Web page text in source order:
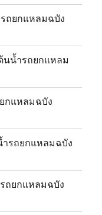
ถยกแหลมฉบัง
นน้ำรถยกแหลม
กแหลมฉบัง
รถยกแหลมฉบัง
ถยกแหลมฉบัง